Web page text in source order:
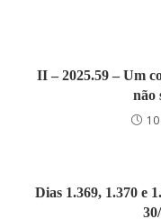
II – 2025.59 – Um
não
Dias 1.369, 1.370 e